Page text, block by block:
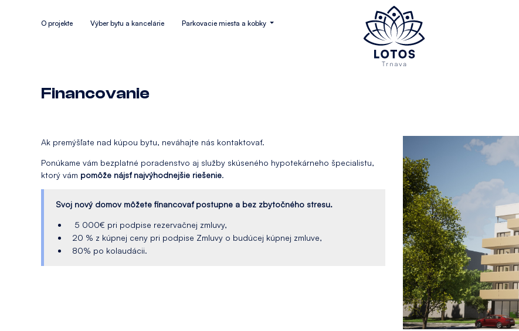
O projekte Výber bytu a kancelárie Parkovacie miesta a kobky
Financovanie
Ak premýšľate nad kúpou bytu, neváhajte nás kontaktovať.
Ponúkame vám bezplatné poradenstvo aj služby skúseného hypotekárneho špecialistu,
ktorý vám pomôže nájsť najvýhodnejšie riešenie.
Svoj nový domov môžete financovať postupne a bez zbytočného stresu.
5 000€ pri podpise rezervačnej zmluvy,
20 % z kúpnej ceny pri podpise Zmluvy o budúcej kúpnej zmluve,
80% po kolaudácii.